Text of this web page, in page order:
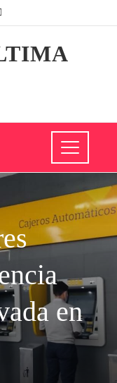
en